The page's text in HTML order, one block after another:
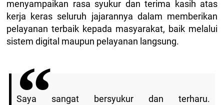
menyampaikan rasa syukur dan terima kasih atas
kerja keras seluruh jajarannya dalam memberikan
pelayanan terbaik kepada masyarakat, baik melalui
sistem digital maupun pelayanan langsung.
Saya sangat bersyukur dan terharu.